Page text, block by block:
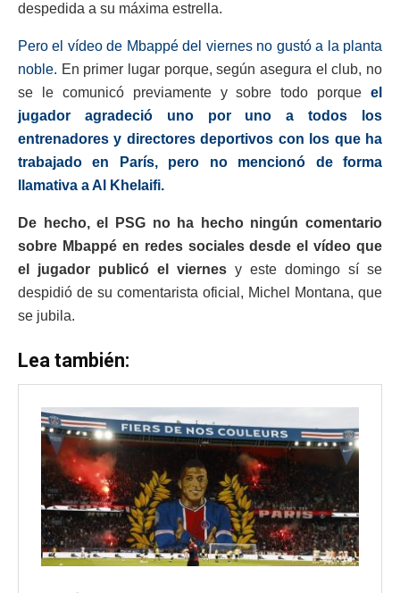
despedida a su máxima estrella.
Pero el vídeo de Mbappé del viernes no gustó a la planta
noble. En primer lugar porque, según asegura el club, no
se le comunicó previamente y sobre todo porque el
jugador agradeció uno por uno a todos los
entrenadores y directores deportivos con los que ha
trabajado en París, pero no mencionó de forma
llamativa a Al Khelaifi.
De hecho, el PSG no ha hecho ningún comentario
sobre Mbappé en redes sociales desde el vídeo que
el jugador publicó el viernes y este domingo sí se
despidió de su comentarista oficial, Michel Montana, que
se jubila.
Lea también: